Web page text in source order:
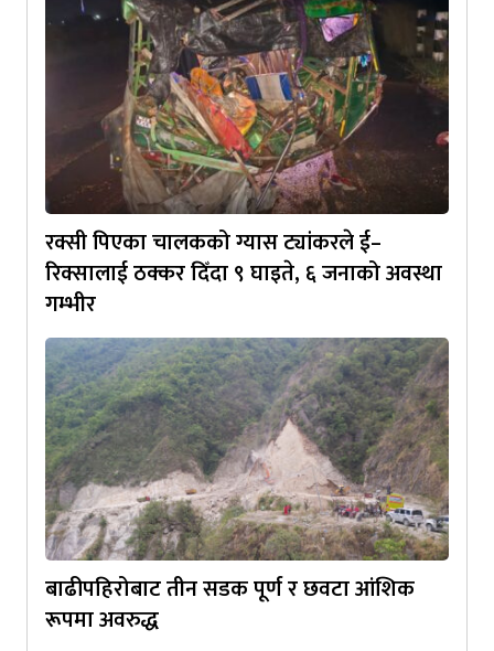
रक्सी पिएका चालकको ग्यास ट्यांकरले ई–
रिक्सालाई ठक्कर दिँदा ९ घाइते, ६ जनाको अवस्था
गम्भीर
बाढीपहिरोबाट तीन सडक पूर्ण र छवटा आंशिक
रूपमा अवरुद्ध